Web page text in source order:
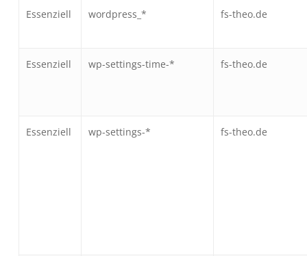
Essenziell wordpress_* fs-theo.de
Essenziell wp-settings-time-* fs-theo.de
Essenziell wp-settings-* fs-theo.de